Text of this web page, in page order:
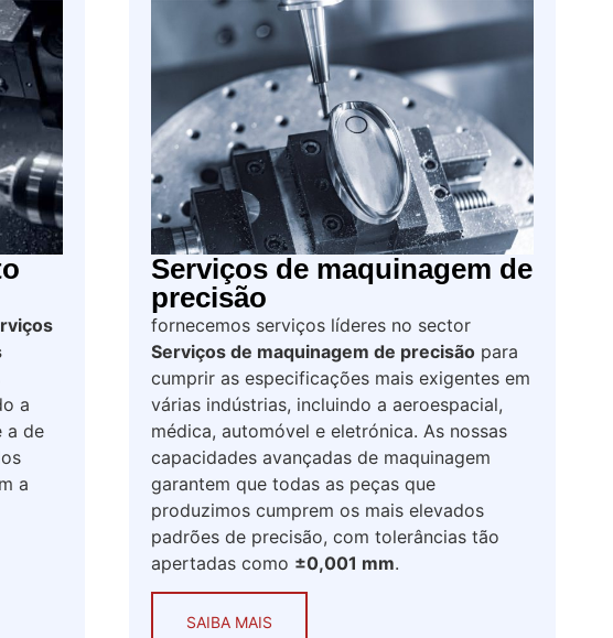
a
a de
a
Serviços de maquinagem de
precisão
fornecemos serviços líderes no sector
Serviços de maquinagem de precisão para
cumprir as especificações mais exigentes em
várias indústrias, incluindo a aeroespacial,
médica, automóvel e eletrónica. As nossas
capacidades avançadas de maquinagem
garantem que todas as peças que
produzimos cumprem os mais elevados
padrões de precisão, com tolerâncias tão
apertadas como ±0,001 mm.
SAIBA MAIS